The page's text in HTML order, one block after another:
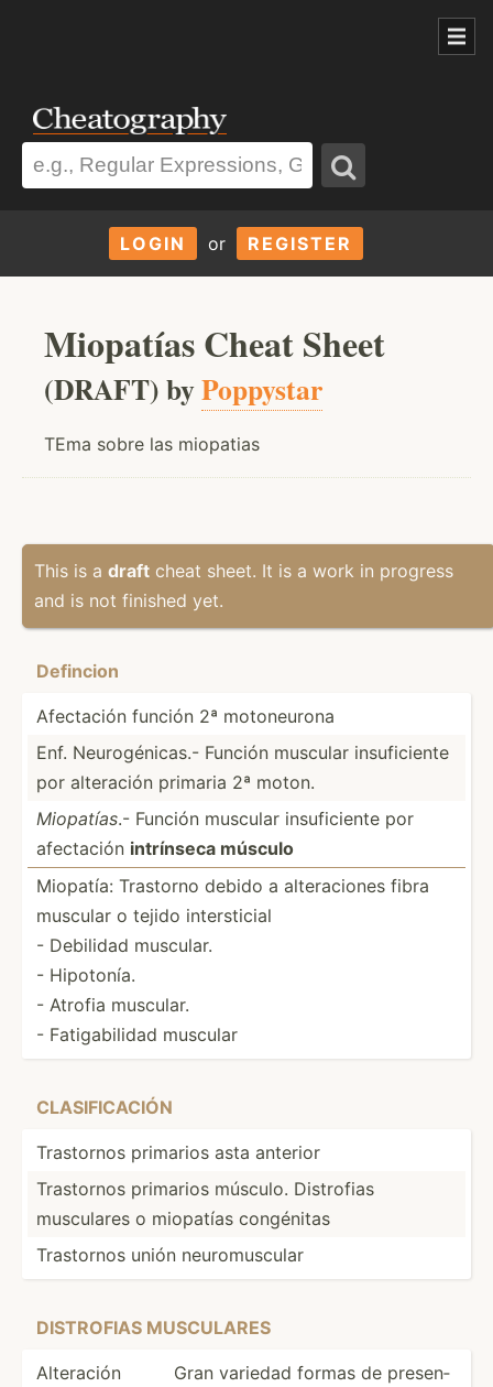
LOGIN or REGISTER
Miopatías Cheat Sheet
(DRAFT) byPoppystar
TEma sobre las miopatias
This is a draft cheat sheet. It is a work in progress
and is not finished yet.
Defin­cion
Afectación función 2ª motone­urona
Enf. Neurog­éni­cas.- Función muscular insufi­ciente
por alteración primaria 2ª moton.
Miopatías.- Función muscular insufi­ciente por
afectación intrínseca músculo
Miopatía: Trastorno debido a altera­ciones fibra
muscular o tejido inters­ticial
- Debilidad muscular.
- Hipotonía.
- Atrofia muscular.
- Fatiga­bilidad muscular
CLASI­FIC­ACIÓN
Trastornos primarios asta anterior
Trastornos primarios músculo. Distrofias
musculares o miopatías congénitas
Trastornos unión neurom­uscular
DISTR­OFIAS MUSCUL­ARES
Alteración
Gran variedad formas de presen­